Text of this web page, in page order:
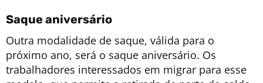
Saque aniversário
Outra modalidade de saque, válida para o
próximo ano, será o saque aniversário. Os
trabalhadores interessados em migrar para esse